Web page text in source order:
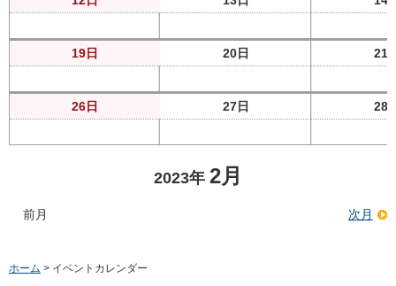
19日 20日 21
26日 27日 28
前月
2023年 2月
次月
ホーム > イベントカレンダー